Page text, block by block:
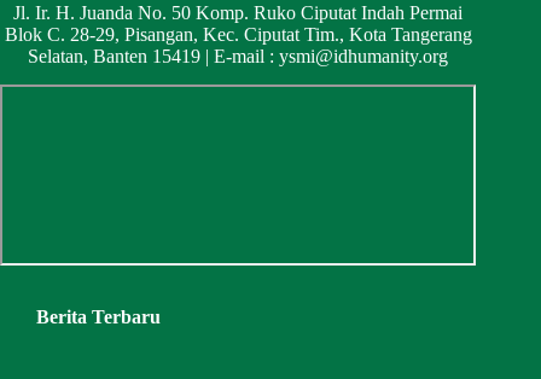
Jl. Ir. H. Juanda No. 50 Komp. Ruko Ciputat Indah Permai
Blok C. 28-29, Pisangan, Kec. Ciputat Tim., Kota Tangerang
Selatan, Banten 15419 | E-mail :ysmi@idhumanity.org
Berita Terbaru